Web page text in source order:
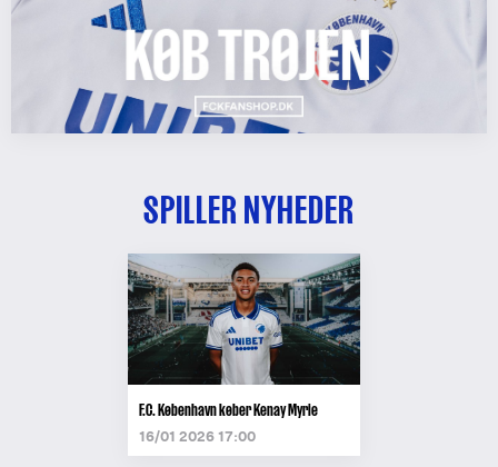
SPILLER NYHEDER
F.C. København køber Kenay Myrie
16/01 2026 17:00